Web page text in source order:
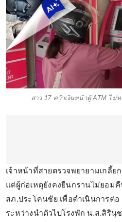
สาว 17 คว้าเงินหน้าตู้ ATM ไม่
เจ้าหน้าที่สายตรวจพยายามเกลี้ย
แต่ผู้ก่อเหตุยังคงยืนกรานไม่ยอม
สภ.ประโคนชัย เพื่อดำเนินการต่อ
ระหว่างนำตัวไปโรงพัก น.ส.สิรินุ